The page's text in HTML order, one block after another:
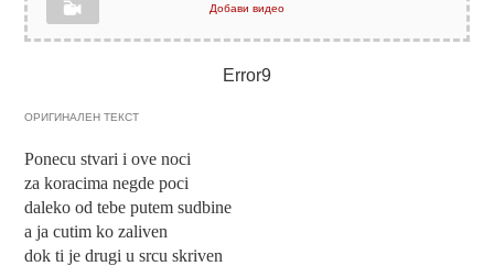
Добави видео
Error9
ОРИГИНАЛЕН ТЕКСТ
Ponecu stvari i ove noci
za koracima negde poci
daleko od tebe putem sudbine
a ja cutim ko zaliven
dok ti je drugi u srcu skriven